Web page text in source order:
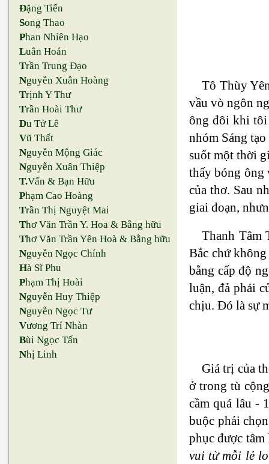
Đặng Tiến
Song Thao
Phan Nhiên Hạo
Luân Hoán
Trần Trung Đạo
Nguyễn Xuân Hoàng
Trịnh Y Thư
Trần Hoài Thư
Du Tử Lê
Vũ Thất
Nguyễn Mộng Giác
Nguyễn Xuân Thiệp
T.Vấn & Bạn Hữu
Phạm Cao Hoàng
Trần Thị Nguyệt Mai
Thơ Văn Trần Y. Hoa & Bằng hữu
Thơ Văn Trần Yên Hoà & Bằng hữu
Nguyễn Ngọc Chính
Hà Sĩ Phu
Phạm Thị Hoài
Nguyễn Huy Thiệp
Nguyễn Ngọc Tư
Vương Trí Nhàn
Bùi Ngọc Tấn
Nhị Linh
Tô Thùy
vầu vò ngôn
ông đôi khi tôi
nhóm Sáng
suốt một thời
thấy bóng
của thơ. Sau
giai đoạn,
Thanh Tâm
Bắc chứ
bằng cấp độ
luận, đả phái
chịu. Đó là sự
Giá trị của
ở trong tù
cầm quá lâu -
buộc phải
phục được
vui từ mỗi lẻ